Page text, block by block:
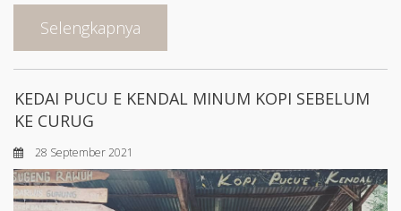
Selengkapnya
KEDAI PUCU E KENDAL MINUM KOPI SEBELUM
KE CURUG
28 September 2021